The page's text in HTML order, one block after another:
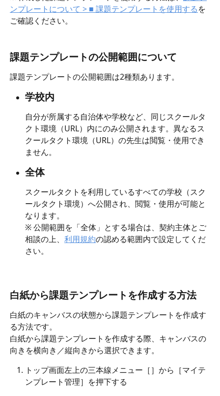
ンプレートについて > ■ 課題テンプレートを使用するを
ご確認ください。
課題テンプレートの公開範囲について
課題テンプレートの公開範囲は2種類あります。
学校内
自分が所属する自治体や学校など、同じスクールタ
クト環境（URL）内にのみ公開されます。異なるス
クールタクト環境（URL）の先生は閲覧・使用でき
ません。
全体
スクールタクトを利用しているすべての学校（スク
ールタクト環境）へ公開され、閲覧・使用が可能と
なります。
※ 公開範囲を「全体」とする場合は、契約主体とご
相談の上、 利用規約の認める範囲内で設定してくだ
さい。
白紙から課題テンプレートを作成する方法
白紙のキャンバスの状態から課題テンプレートを作成す
る方法です。
白紙から課題テンプレートを作成する際、キャンバスの
向きを横向き／縦向きから選択できます。
トップ画面左上の三本線メニュー［］から［マイテ
ンプレート管理］を押下する